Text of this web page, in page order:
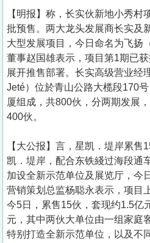
们
【明报】称，长实伙新地小秀
批预售。两大龙头发展商长实及
大型发展项目，今日命名为飞扬
董事赵国雄表示，项目第1期已
展开推售部署。长实高级营业经
Jeté）位於青山公路大榄段170
厦组成，共800伙，分两期发展
400伙。
【大公报】言， 星凯．堤岸累
凯．堤岸，配合东铁綫过海段通
加设全新示范单位及展览厅，今
营销策划总监杨聪永表示，项目
今5日，累售15伙，套现约1.5亿
元，其中两伙大单位由一组家庭
特别打造全新示范单位，以及不